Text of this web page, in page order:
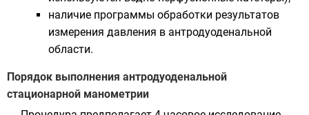
наличие программы обработки результатов
измерения давления в антродуоденальной
области.
Порядок выполнения антродуоденальной
стационарной манометрии